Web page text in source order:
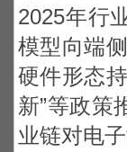
2025年行
模型向端
硬件形态
新”等政策
业链对电